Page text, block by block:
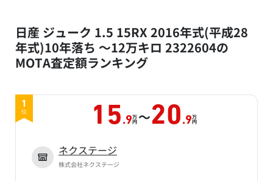
日産 ジューク 1.5 15RX 2016年式(平成28
年式)10年落ち ～12万キロ 2322604の
MOTA査定額ランキング
1
位 15 .9万
円 ～20 .9万
円
ネクステージ
株式会社ネクステージ